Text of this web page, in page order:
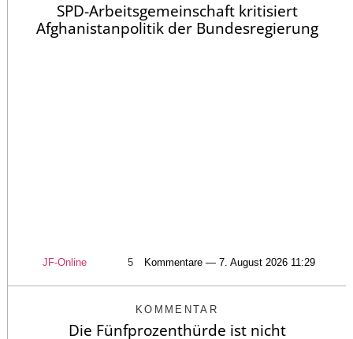
SPD-Arbeitsgemeinschaft kritisiert
Afghanistanpolitik der Bundesregierung
JF-Online 5 Kommentare — 7. August 2026 11:29
KOMMENTAR
Die Fünfprozenthürde ist nicht